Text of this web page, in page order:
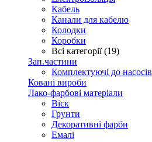
Кабель
Канали для кабелю
Колодки
Коробки
Всі категорії (19)
Зап.частини
Комплектуючі до насосів
Ковані вироби
Лако-фарбові матеріали
Віск
Грунти
Декоративні фарби
Емалі